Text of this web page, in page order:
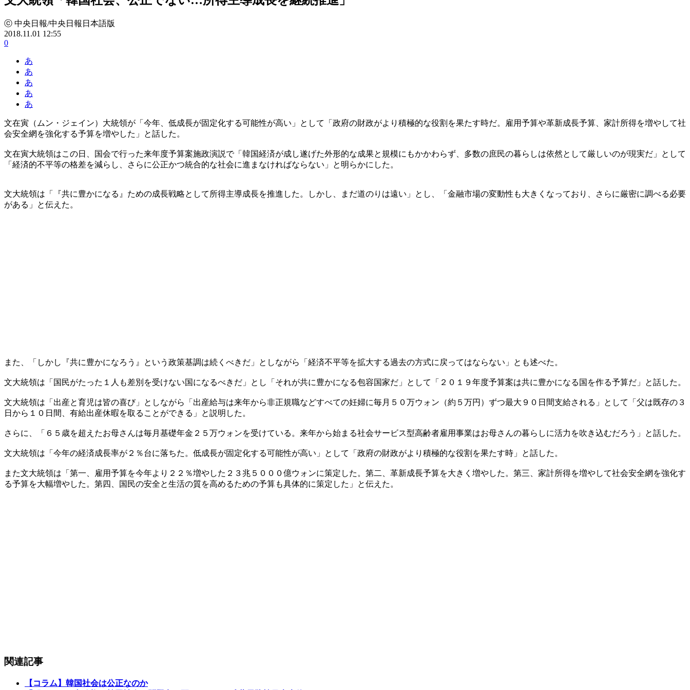
ⓒ 中央日報/中央日報日本語版
2018.11.01 12:55
0
あ
あ
あ
あ
あ
文在寅（ムン・ジェイン）大統領が「今年、低成長が固定化する可能性が高い」として「政府の財政がより積極的な役割を果たす時だ。雇用予算や革新成長予算、家計所得を増やして社
会安全網を強化する予算を増やした」と話した。
文在寅大統領はこの日、国会で行った来年度予算案施政演説で「韓国経済が成し遂げた外形的な成果と規模にもかかわらず、多数の庶民の暮らしは依然として厳しいのが現実だ」として
「経済的不平等の格差を減らし、さらに公正かつ統合的な社会に進まなければならない」と明らかにした。
文大統領は「『共に豊かになる』ための成長戦略として所得主導成長を推進した。しかし、まだ道のりは遠い」とし、「金融市場の変動性も大きくなっており、さらに厳密に調べる必要
がある」と伝えた。
また、「しかし『共に豊かになろう』という政策基調は続くべきだ」としながら「経済不平等を拡大する過去の方式に戻ってはならない」とも述べた。
文大統領は「国民がたった１人も差別を受けない国になるべきだ」とし「それが共に豊かになる包容国家だ」として「２０１９年度予算案は共に豊かになる国を作る予算だ」と話した。
文大統領は「出産と育児は皆の喜び」としながら「出産給与は来年から非正規職などすべての妊婦に毎月５０万ウォン（約５万円）ずつ最大９０日間支給される」として「父は既存の３
日から１０日間、有給出産休暇を取ることができる」と説明した。
さらに、「６５歳を超えたお母さんは毎月基礎年金２５万ウォンを受けている。来年から始まる社会サービス型高齢者雇用事業はお母さんの暮らしに活力を吹き込むだろう」と話した。
文大統領は「今年の経済成長率が２％台に落ちた。低成長が固定化する可能性が高い」として「政府の財政がより積極的な役割を果たす時」と話した。
また文大統領は「第一、雇用予算を今年より２２％増やした２３兆５０００億ウォンに策定した。第二、革新成長予算を大きく増やした。第三、家計所得を増やして社会安全網を強化す
る予算を大幅増やした。第四、国民の安全と生活の質を高めるための予算も具体的に策定した」と伝えた。
関連記事
【コラム】韓国社会は公正なのか